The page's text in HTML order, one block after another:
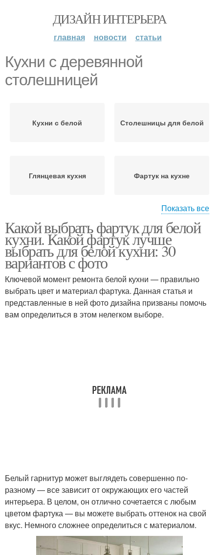
ДИЗАЙН ИНТЕРЬЕРА
главная новости статьи
Кухни с деревянной
столешницей
Кухни с белой Столешницы для белой
Глянцевая кухня Фартук на кухне
Кухни с черной
столешницей
Деревянная
столешница
Деревянный фартук Белая кухня
Столешницы для кухни
Фартук под белую
кухню
Панель для кухни
Применения на кухне Фартук на кухню
Показать все
Какой выбрать фартук для белой
кухни. Какой фартук лучше
выбрать для белой кухни: 30
вариантов с фото
Ключевой момент ремонта белой кухни — правильно
выбрать цвет и материал фартука. Данная статья и
представленные в ней фото дизайна призваны помочь
вам определиться в этом нелегком выборе.
Белый гарнитур может выглядеть совершенно по-
разному — все зависит от окружающих его частей
интерьера. В целом, он отлично сочетается с любым
цветом фартука — вы можете выбрать оттенок на свой
вкус. Немного сложнее определиться с материалом.